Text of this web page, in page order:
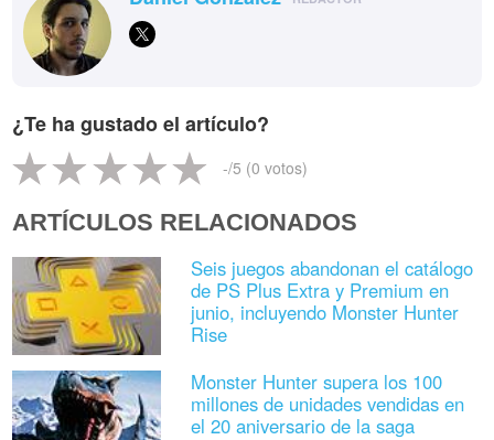
¿Te ha gustado el artículo?
-/5 (0 votos)
ARTÍCULOS RELACIONADOS
Seis juegos abandonan el catálogo
de PS Plus Extra y Premium en
junio, incluyendo Monster Hunter
Rise
Monster Hunter supera los 100
millones de unidades vendidas en
el 20 aniversario de la saga